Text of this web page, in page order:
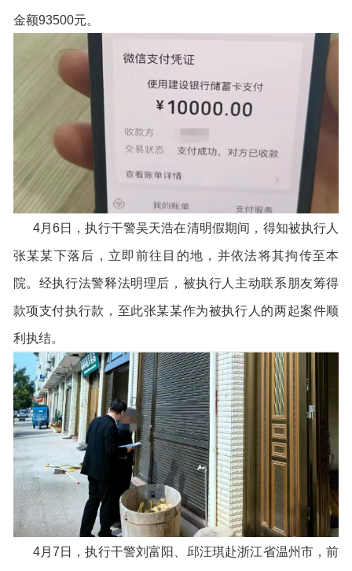
金额93500元。
4月6日，执行干警吴天浩在清明假期间，得知被执行人
张某某下落后，立即前往目的地，并依法将其拘传至本
院。经执行法警释法明理后，被执行人主动联系朋友筹得
款项支付执行款，至此张某某作为被执行人的两起案件顺
利执结。
4月7日，执行干警刘富阳、邱汪琪赴浙江省温州市，前